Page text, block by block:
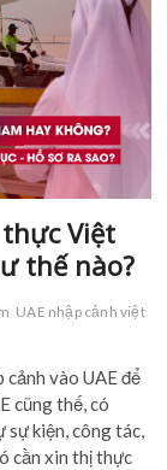
n
Việt
thế nào?
UAE nhập cảnh việt
cảnh vào UAE để
cũng thế, có
sự kiện, công tác,
cần xin thị thực